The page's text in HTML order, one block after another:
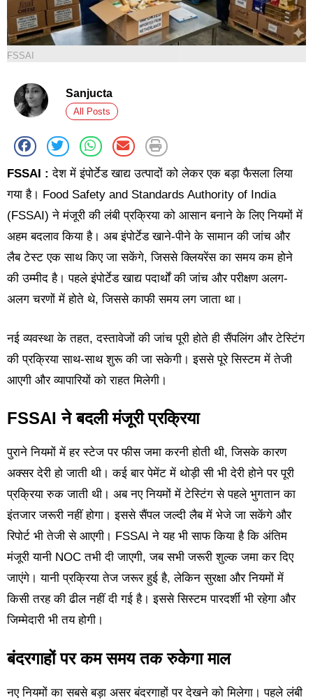
FSSAI
Sanjucta
All Posts
FSSAI : देश में इंपोर्टेड खाद्य उत्पादों को लेकर एक बड़ा फैसला लिया
गया है। Food Safety and Standards Authority of India
(FSSAI) ने मंजूरी की लंबी प्रक्रिया को आसान बनाने के लिए नियमों में
अहम बदलाव किया है। अब इंपोर्टेड खाने-पीने के सामान की जांच और
लैब टेस्ट एक साथ किए जा सकेंगे, जिससे क्लियरेंस का समय कम होने
की उम्मीद है। पहले इंपोर्टेड खाद्य पदार्थों की जांच और परीक्षण अलग-
अलग चरणों में होते थे, जिससे काफी समय लग जाता था।
नई व्यवस्था के तहत, दस्तावेजों की जांच पूरी होते ही सैंपलिंग और टेस्टिंग
की प्रक्रिया साथ-साथ शुरू की जा सकेगी। इससे पूरे सिस्टम में तेजी
आएगी और व्यापारियों को राहत मिलेगी।
FSSAI ने बदली मंजूरी प्रक्रिया
पुराने नियमों में हर स्टेज पर फीस जमा करनी होती थी, जिसके कारण
अक्सर देरी हो जाती थी। कई बार पेमेंट में थोड़ी सी भी देरी होने पर पूरी
प्रक्रिया रुक जाती थी। अब नए नियमों में टेस्टिंग से पहले भुगतान का
इंतजार जरूरी नहीं होगा। इससे सैंपल जल्दी लैब में भेजे जा सकेंगे और
रिपोर्ट भी तेजी से आएगी। FSSAI ने यह भी साफ किया है कि अंतिम
मंजूरी यानी NOC तभी दी जाएगी, जब सभी जरूरी शुल्क जमा कर दिए
जाएंगे। यानी प्रक्रिया तेज जरूर हुई है, लेकिन सुरक्षा और नियमों में
किसी तरह की ढील नहीं दी गई है। इससे सिस्टम पारदर्शी भी रहेगा और
जिम्मेदारी भी तय होगी।
बंदरगाहों पर कम समय तक रुकेगा माल
नए नियमों का सबसे बड़ा असर बंदरगाहों पर देखने को मिलेगा। पहले लंबी